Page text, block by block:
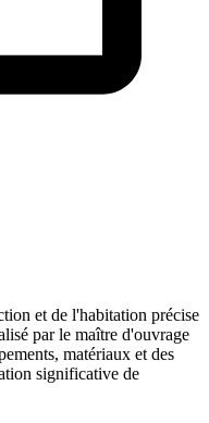
et de l'habitation précise
par le maître d'ouvrage
matériaux et des
significative de